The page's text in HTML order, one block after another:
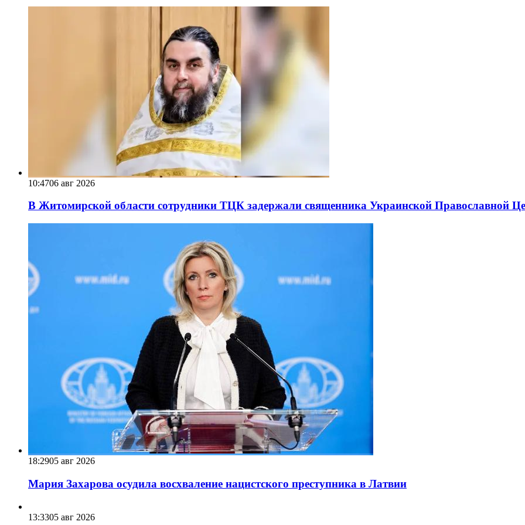
10:4706 авг 2026
В Житомирской области сотрудники ТЦК задержали священника Украинской Православной
18:2905 авг 2026
Мария Захарова осудила восхваление нацистского преступника в Латвии
13:3305 авг 2026